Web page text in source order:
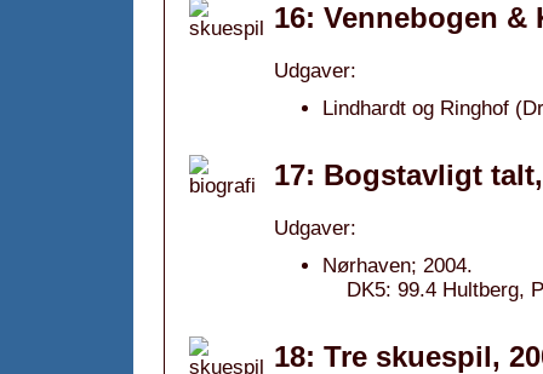
16: Vennebogen
Udgaver:
Lindhardt og Ringhof
17: Bogstavligt
Udgaver:
Nørhaven; 2004.
DK5: 99.4 Hultberg,
18: Tre skuespil,